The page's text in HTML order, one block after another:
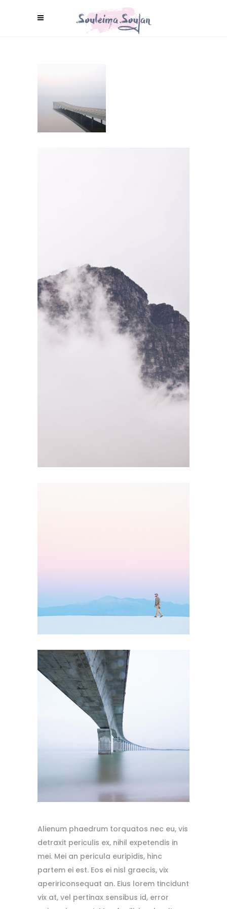
Alienum phaedrum torquatos nec eu, vis
detraxit periculis ex, nihil expetendis in
mei. Mei an pericula euripidis, hinc
partem ei est. Eos ei nisl graecis, vix
apeririconsequat an. Eius lorem tincidunt
vix at, vel pertinax sensibus id, error